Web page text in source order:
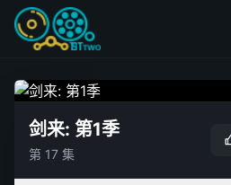
剑来: 第1季
第 17 集